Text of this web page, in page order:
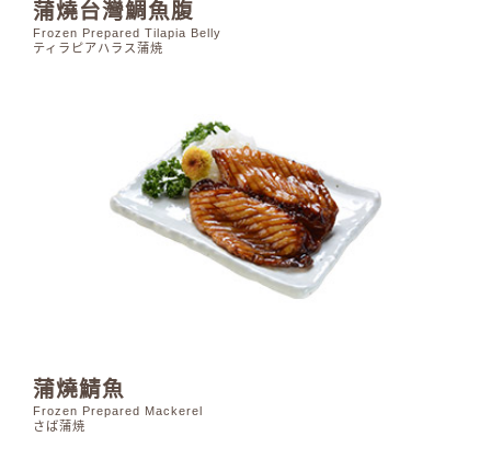
蒲燒台灣鯛魚腹
Frozen Prepared Tilapia Belly
ティラピアハラス蒲焼
蒲燒鯖魚
Frozen Prepared Mackerel
さば蒲焼